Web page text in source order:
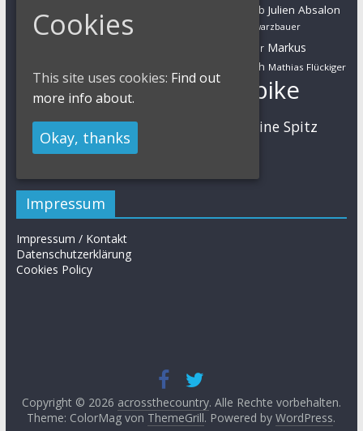
Julian Schelb Julien Absalon
Karl Platt Kathrin Stirnemann Luca Schwarzbauer
Markus Bauer Markus
Martin Gluth Mathias Flückiger
Max Brandl Moritz Milatz
Mountainbike
MTB
Nadine Rieder Sabine Spitz
Simon Stiebjahn UCI
Impressum
Impressum / Kontakt
Datenschutzerklärung
Cookies Policy
Copyright © 2026 acrossthecountry. Alle Rechte vorbehalten.
Theme: ColorMag von ThemeGrill. Powered byWordPress.
Cookies
This site uses cookies: Find out
more info about.
Okay, thanks